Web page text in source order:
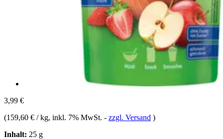
3,99 €
(159,60 € / kg, inkl. 7% MwSt. - zzgl. Versand )
Inhalt: 25 g